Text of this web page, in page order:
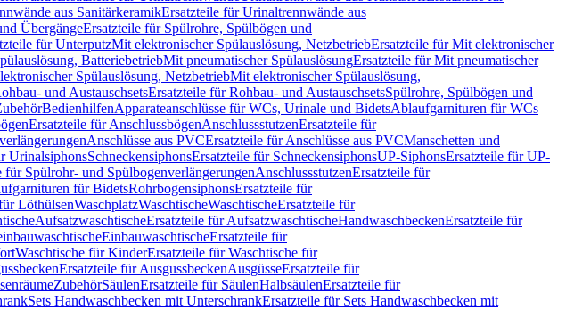
aus SanitärkeramikErsatzteile für Urinaltrennwände aus
ÜbergängeErsatzteile für Spülrohre, Spülbögen und
für UnterputzMit elektronischer Spülauslösung, NetzbetriebErsatzteile für Mit elektronischer
BatteriebetriebMit pneumatischer SpülauslösungErsatzteile für Mit pneumatischer
Spülauslösung, NetzbetriebMit elektronischer Spülauslösung,
und AustauschsetsErsatzteile für Rohbau- und AustauschsetsSpülrohre, Spülbögen und
BedienhilfenApparateanschlüsse für WCs, Urinale und BidetsAblaufgarnituren für WCs
Ersatzteile für AnschlussbögenAnschlussstutzenErsatzteile für
Anschlüsse aus PVCErsatzteile für Anschlüsse aus PVCManschetten und
UrinalsiphonsSchneckensiphonsErsatzteile für SchneckensiphonsUP-SiphonsErsatzteile für UP-
für Spülrohr- und SpülbogenverlängerungenAnschlussstutzenErsatzteile für
für BidetsRohrbogensiphonsErsatzteile für
LöthülsenWaschplatzWaschtischeWaschtischeErsatzteile für
AufsatzwaschtischeErsatzteile für AufsatzwaschtischeHandwaschbeckenErsatzteile für
EinbauwaschtischeErsatzteile für
Waschtische für KinderErsatzteile für Waschtische für
Ersatzteile für AusgussbeckenAusgüsseErsatzteile für
ZubehörSäulenErsatzteile für SäulenHalbsäulenErsatzteile für
Sets Handwaschbecken mit UnterschrankErsatzteile für Sets Handwaschbecken mit